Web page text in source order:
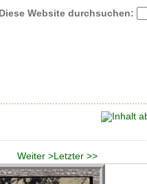
Diese Website durchsuchen:
Weiter >Letzter >>